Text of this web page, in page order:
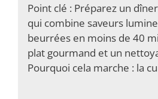
Point clé : Préparez un
qui combine saveurs
beurrées en moins de 40
plat gourmand et un
Pourquoi cela marche : la